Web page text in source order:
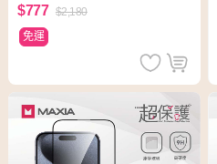
$777 $2,180
免運